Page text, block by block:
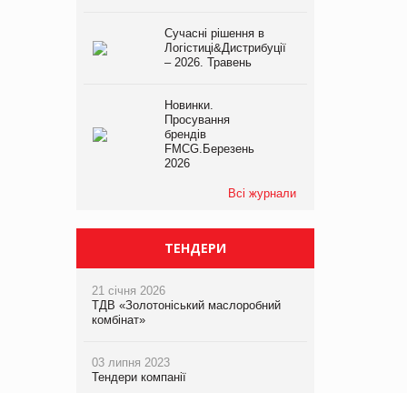
Сучасні рішення в
Логістиці&Дистрибуції
– 2026. Травень
Новинки.
Просування
брендів
FMCG.Березень
2026
Всі журнали
ТЕНДЕРИ
21 січня 2026
ТДВ «Золотоніський маслоробний
комбінат»
03 липня 2023
Тендери компанії